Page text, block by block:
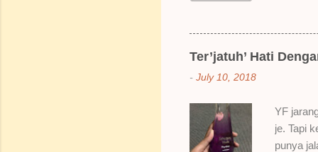
kenapa
elok
Sikit
Ter’jatuh’ Hati
- July 10, 2018
YF
je. Tapi
punya